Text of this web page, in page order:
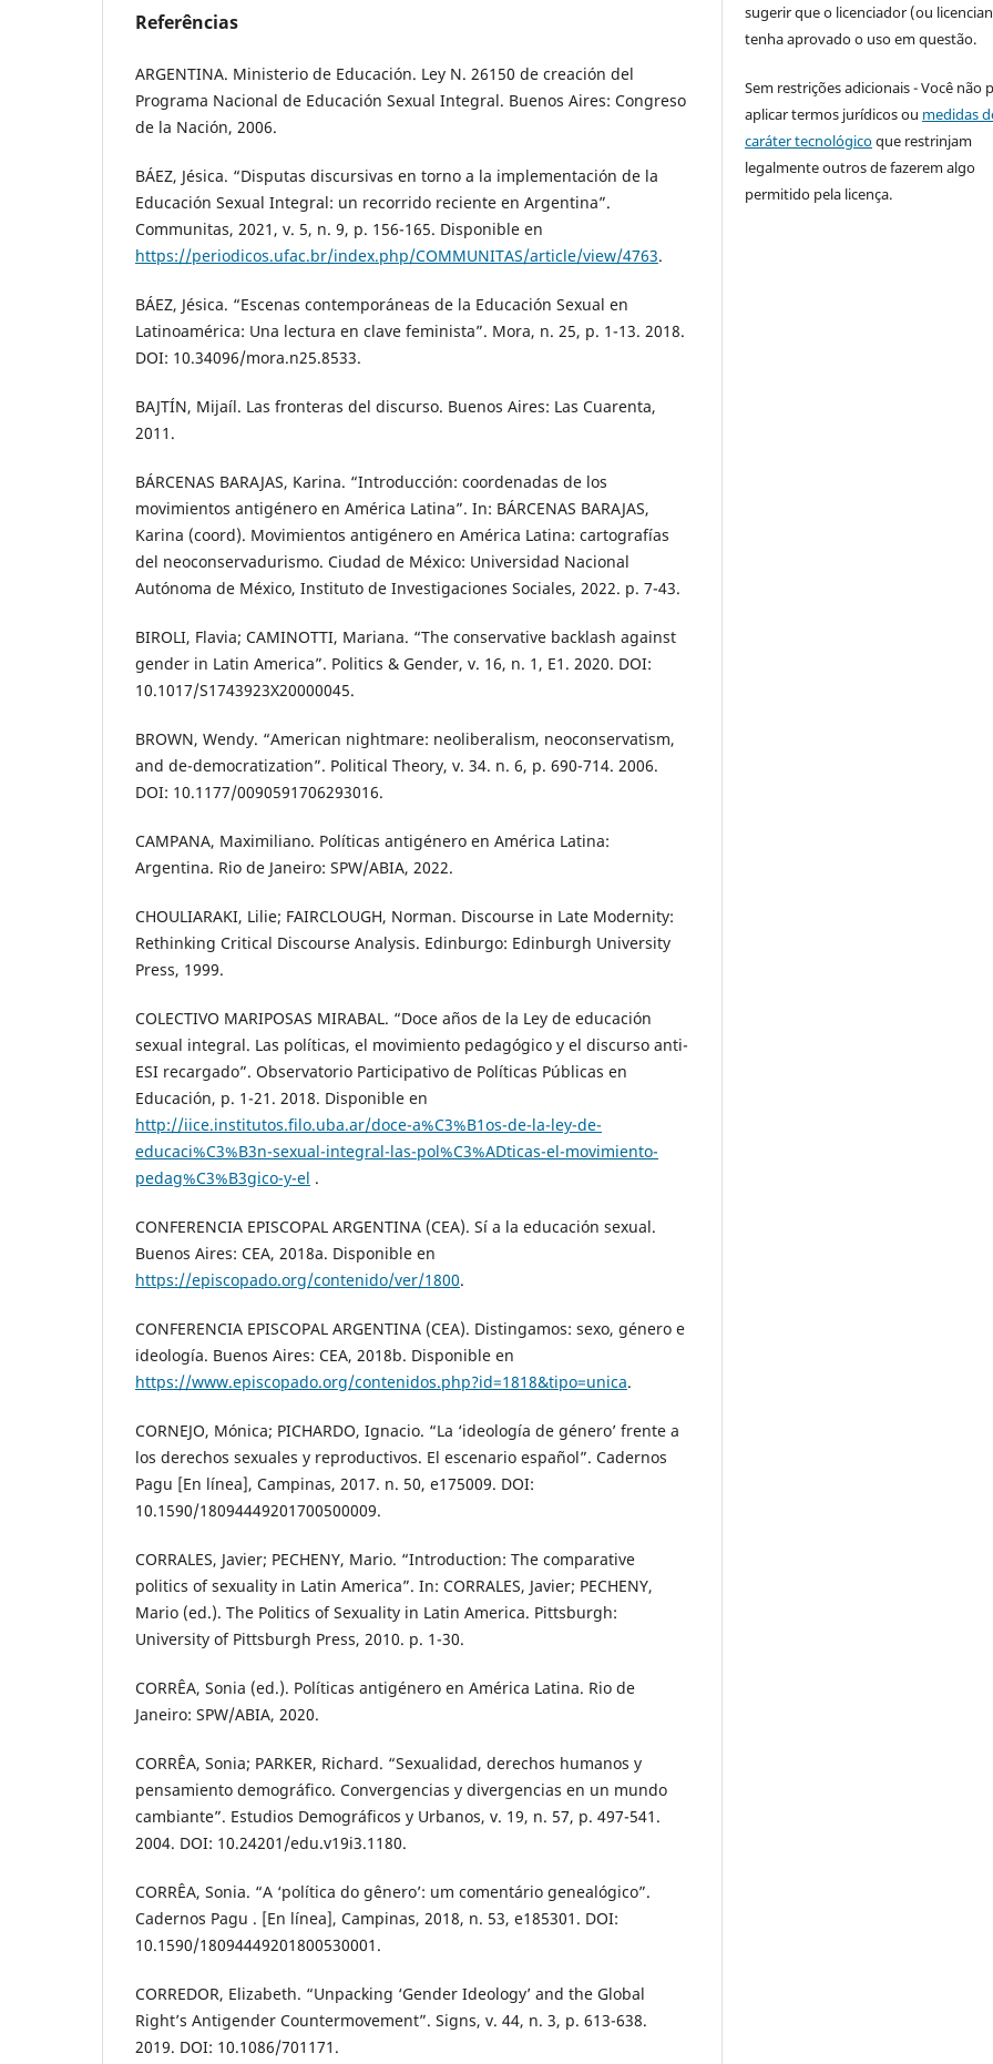
Referências
ARGENTINA. Ministerio de Educación. Ley N. 26150 de creación del
Programa Nacional de Educación Sexual Integral. Buenos Aires: Congreso
de la Nación, 2006.
BÁEZ, Jésica. “Disputas discursivas en torno a la implementación de la
Educación Sexual Integral: un recorrido reciente en Argentina”.
Communitas, 2021, v. 5, n. 9, p. 156-165. Disponible en
https://periodicos.ufac.br/index.php/COMMUNITAS/article/view/4763.
BÁEZ, Jésica. “Escenas contemporáneas de la Educación Sexual en
Latinoamérica: Una lectura en clave feminista”. Mora, n. 25, p. 1-13. 2018.
DOI: 10.34096/mora.n25.8533.
BAJTÍN, Mijaíl. Las fronteras del discurso. Buenos Aires: Las Cuarenta,
2011.
BÁRCENAS BARAJAS, Karina. “Introducción: coordenadas de los
movimientos antigénero en América Latina”. In: BÁRCENAS BARAJAS,
Karina (coord). Movimientos antigénero en América Latina: cartografías
del neoconservadurismo. Ciudad de México: Universidad Nacional
Autónoma de México, Instituto de Investigaciones Sociales, 2022. p. 7-43.
BIROLI, Flavia; CAMINOTTI, Mariana. “The conservative backlash against
gender in Latin America”. Politics & Gender, v. 16, n. 1, E1. 2020. DOI:
10.1017/S1743923X20000045.
BROWN, Wendy. “American nightmare: neoliberalism, neoconservatism,
and de-democratization”. Political Theory, v. 34. n. 6, p. 690-714. 2006.
DOI: 10.1177/0090591706293016.
CAMPANA, Maximiliano. Políticas antigénero en América Latina:
Argentina. Rio de Janeiro: SPW/ABIA, 2022.
CHOULIARAKI, Lilie; FAIRCLOUGH, Norman. Discourse in Late Modernity:
Rethinking Critical Discourse Analysis. Edinburgo: Edinburgh University
Press, 1999.
COLECTIVO MARIPOSAS MIRABAL. “Doce años de la Ley de educación
sexual integral. Las políticas, el movimiento pedagógico y el discurso anti-
ESI recargado”. Observatorio Participativo de Políticas Públicas en
Educación, p. 1-21. 2018. Disponible en
http://iice.institutos.filo.uba.ar/doce-a%C3%B1os-de-la-ley-de-
educaci%C3%B3n-sexual-integral-las-pol%C3%ADticas-el-movimiento-
pedag%C3%B3gico-y-el .
CONFERENCIA EPISCOPAL ARGENTINA (CEA). Sí a la educación sexual.
Buenos Aires: CEA, 2018a. Disponible en
https://episcopado.org/contenido/ver/1800.
CONFERENCIA EPISCOPAL ARGENTINA (CEA). Distingamos: sexo, género e
ideología. Buenos Aires: CEA, 2018b. Disponible en
https://www.episcopado.org/contenidos.php?id=1818&tipo=unica.
CORNEJO, Mónica; PICHARDO, Ignacio. “La ‘ideología de género’ frente a
los derechos sexuales y reproductivos. El escenario español”. Cadernos
Pagu [En línea], Campinas, 2017. n. 50, e175009. DOI:
10.1590/18094449201700500009.
CORRALES, Javier; PECHENY, Mario. “Introduction: The comparative
politics of sexuality in Latin America”. In: CORRALES, Javier; PECHENY,
Mario (ed.). The Politics of Sexuality in Latin America. Pittsburgh:
University of Pittsburgh Press, 2010. p. 1-30.
CORRÊA, Sonia (ed.). Políticas antigénero en América Latina. Rio de
Janeiro: SPW/ABIA, 2020.
CORRÊA, Sonia; PARKER, Richard. “Sexualidad, derechos humanos y
pensamiento demográfico. Convergencias y divergencias en un mundo
cambiante”. Estudios Demográficos y Urbanos, v. 19, n. 57, p. 497-541.
2004. DOI: 10.24201/edu.v19i3.1180.
CORRÊA, Sonia. “A ‘política do gênero’: um comentário genealógico”.
Cadernos Pagu . [En línea], Campinas, 2018, n. 53, e185301. DOI:
10.1590/18094449201800530001.
CORREDOR, Elizabeth. “Unpacking ‘Gender Ideology’ and the Global
Right’s Antigender Countermovement”. Signs, v. 44, n. 3, p. 613-638.
2019. DOI: 10.1086/701171.
sugerir que o licenciador (ou
tenha aprovado o uso em questão.
Sem restrições adicionais - Você não
aplicar termos jurídicos ou medidas
caráter tecnológicoque restrinjam
legalmente outros de fazerem algo
permitido pela licença.